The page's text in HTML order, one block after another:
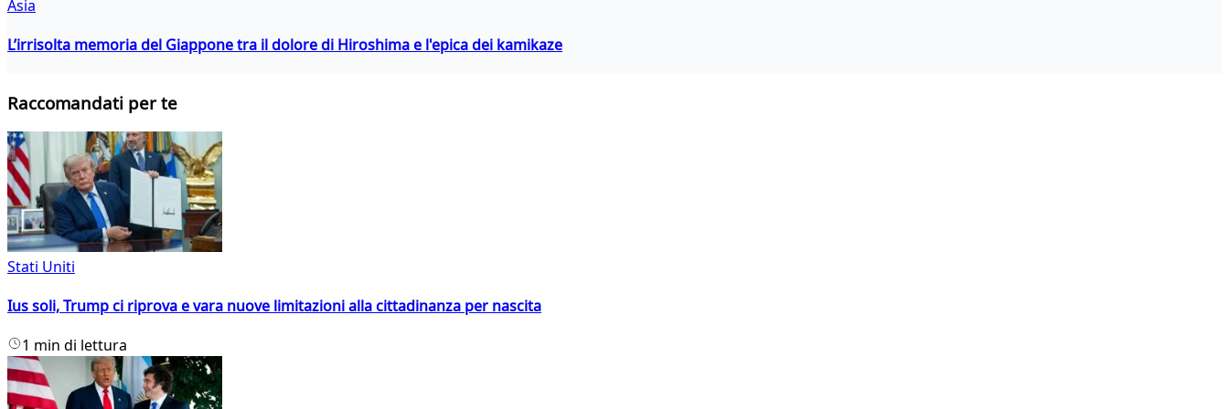
Asia
L’irrisolta memoria del Giappone tra il dolore di Hiroshima e l'epica dei kamikaze
Raccomandati per te
Stati Uniti
Ius soli, Trump ci riprova e vara nuove limitazioni alla cittadinanza per nascita
1 min di lettura